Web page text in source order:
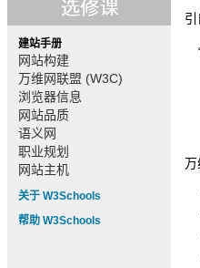
建站手册
网站构建
万维网联盟 (W3C)
浏览器信息
网站品质
语义网
职业规划
网站主机
关于 W3Schools
帮助 W3Schools
万